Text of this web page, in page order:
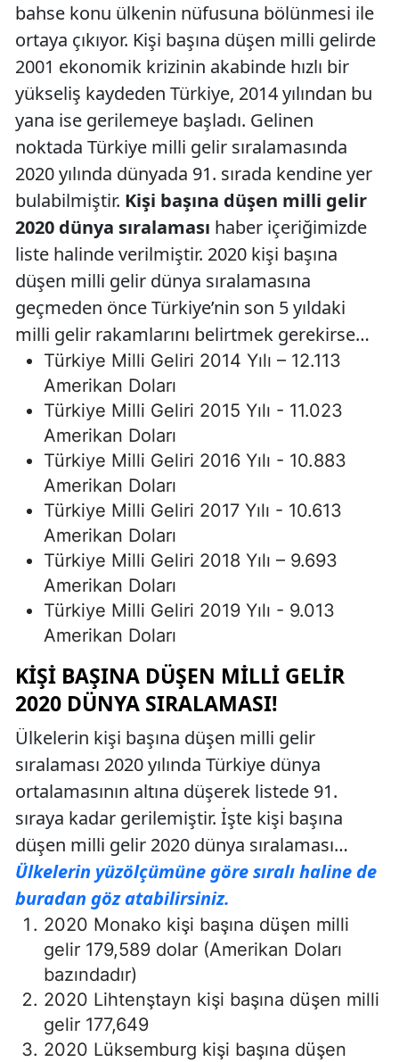
bahse konu ülkenin nüfusuna bölünmesi ile
ortaya çıkıyor. Kişi başına düşen milli gelirde
2001 ekonomik krizinin akabinde hızlı bir
yükseliş kaydeden Türkiye, 2014 yılından bu
yana ise gerilemeye başladı. Gelinen
noktada Türkiye milli gelir sıralamasında
2020 yılında dünyada 91. sırada kendine yer
bulabilmiştir. Kişi başına düşen milli gelir
2020 dünya sıralaması haber içeriğimizde
liste halinde verilmiştir. 2020 kişi başına
düşen milli gelir dünya sıralamasına
geçmeden önce Türkiye’nin son 5 yıldaki
milli gelir rakamlarını belirtmek gerekirse…
Türkiye Milli Geliri 2014 Yılı – 12.113
Amerikan Doları
Türkiye Milli Geliri 2015 Yılı - 11.023
Amerikan Doları
Türkiye Milli Geliri 2016 Yılı - 10.883
Amerikan Doları
Türkiye Milli Geliri 2017 Yılı - 10.613
Amerikan Doları
Türkiye Milli Geliri 2018 Yılı – 9.693
Amerikan Doları
Türkiye Milli Geliri 2019 Yılı - 9.013
Amerikan Doları
KIŞI BAŞINA DÜŞEN MILLI GELIR
2020 DÜNYA SIRALAMASI!
Ülkelerin kişi başına düşen milli gelir
sıralaması 2020 yılında Türkiye dünya
ortalamasının altına düşerek listede 91.
sıraya kadar gerilemiştir. İşte kişi başına
düşen milli gelir 2020 dünya sıralaması…
Ülkelerin yüzölçümüne göre sıralı haline de
buradan göz atabilirsiniz.
2020 Monako kişi başına düşen milli
gelir 179,589 dolar (Amerikan Doları
bazındadır)
2020 Lihtenştayn kişi başına düşen milli
gelir 177,649
2020 Lüksemburg kişi başına düşen